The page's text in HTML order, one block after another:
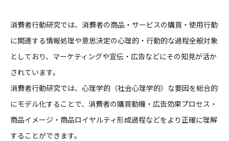
消費者行動研究では、消費者の商品・サービスの購買・使用行動
に関連する情報処理や意思決定の心理的・行動的な過程全般対象
としており、マーケティングや宣伝・広告などにその知見が活か
されています。
消費者行動研究では、心理学的（社会心理学的）な要因を総合的
にモデル化することで、消費者の購買動機・広告効果プロセス・
商品イメージ・商品ロイヤルティ形成過程などをより正確に理解
することができます。